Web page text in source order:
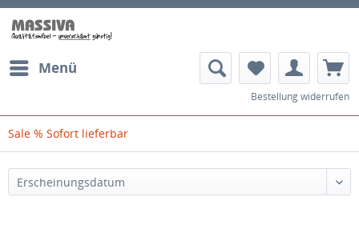
Menü
Bestellung widerrufen
Sale % Sofort lieferbar